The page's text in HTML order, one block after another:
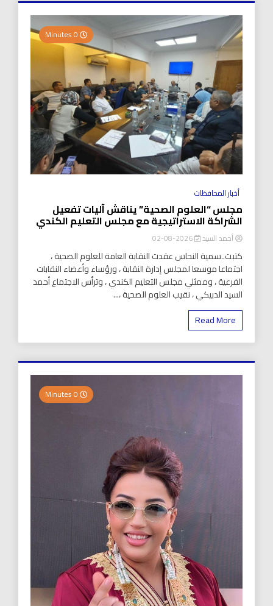
أخبار المحافظات
مجلس “العلوم الصحية” يناقش آليات تفعيل
الشراكة الاستراتيجية مع مجلس التعليم الكندي
أحمد السيد 2026-08-02
كتبت..سمية النحاس عقدت النقابة العامة للعلوم الصحية ،
اجتماعا موسعا لمجلس إدارة النقابة ، ورؤساء وأعضاء النقابات
الفرعية ، وممثلي مجلس التعليم الكندي ، وترأس الاجتماع أحمد
السيد الدبيكي ، نقيب العلوم الصحية ،...
Read More